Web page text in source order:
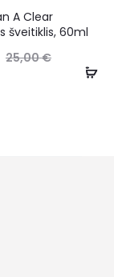
A Clear
šveitiklis, 60ml
25,00€